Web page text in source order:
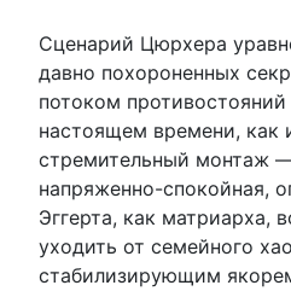
Сценарий Цюрхера
давно похороненных
потоком
настоящем времени, как
стремительный монтаж
напряженно-спокойная,
Эггерта, как матриарха,
уходить от семейного
стабилизирующим